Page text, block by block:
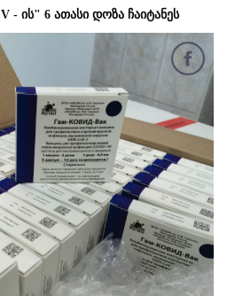
- ის" 6 ათასი დოზა ჩაიტანეს